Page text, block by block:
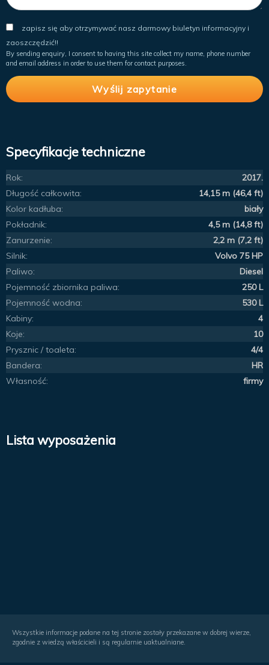
zapisz się aby otrzymywać nasz darmowy biuletyn informacyjny i
zaoszczędzić!!
By sending enquiry, I consent to having this site collect my name, phone number
and email address in order to use them for contact purposes.
Specyfikacje techniczne
Rok:
2017.
Długość całkowita:
14,15 m (46,4 ft)
Kolor kadłuba:
biały
Pokładnik:
4,5 m (14,8 ft)
Zanurzenie:
2,2 m (7,2 ft)
Silnik:
Volvo 75 HP
Paliwo:
Diesel
Pojemność zbiornika paliwa:
250 L
Pojemność wodna:
530 L
Kabiny:
4
Koje:
10
Prysznic / toaleta:
4/4
Bandera:
HR
Własność:
firmy
Lista wyposażenia
Wszystkie informacje podane na tej stronie zostały przekazane w dobrej wierze,
zgodnie z wiedzą właścicieli i są regularnie uaktualniane.